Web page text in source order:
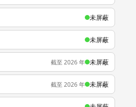
未屏蔽
未屏蔽
截至 2026 年 未屏蔽
截至 2026 年 未屏蔽